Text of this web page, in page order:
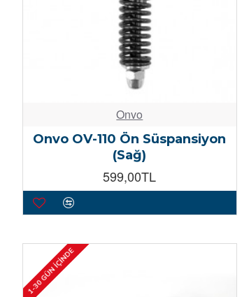
Onvo
Onvo OV-110 Ön Süspansiyon
(Sağ)
599,00TL
1-30 GÜN İÇINDE